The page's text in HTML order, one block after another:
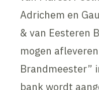
Adrichem en
& van Eesteren
mogen
Brandmeester”
bank wordt